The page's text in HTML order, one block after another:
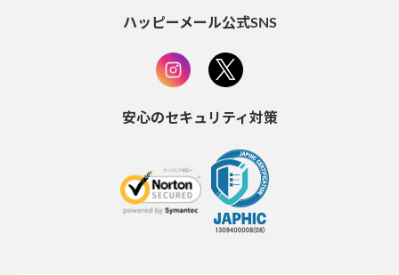
ハッピーメール公式SNS
安心のセキュリティ対策